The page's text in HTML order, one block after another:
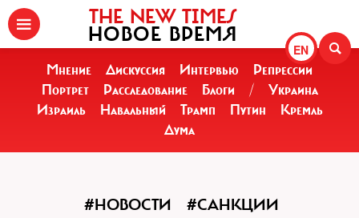
EN
THE NEW TIMES
НОВОЕ ВРЕМЯ
Мнение Дискуссия Интервью
Репрессии
Портрет
Расследование Блоги /
Украина
Израиль
Навальный Трамп Путин
Кремль
Дума
#НОВОСТИ #САНКЦИИ